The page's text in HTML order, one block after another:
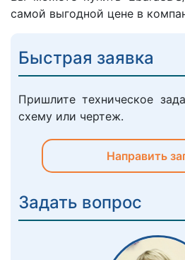
самой выгодной цене в
Быстрая заявка
Пришлите техническое
схему или чертеж.
Направить
Задать вопрос